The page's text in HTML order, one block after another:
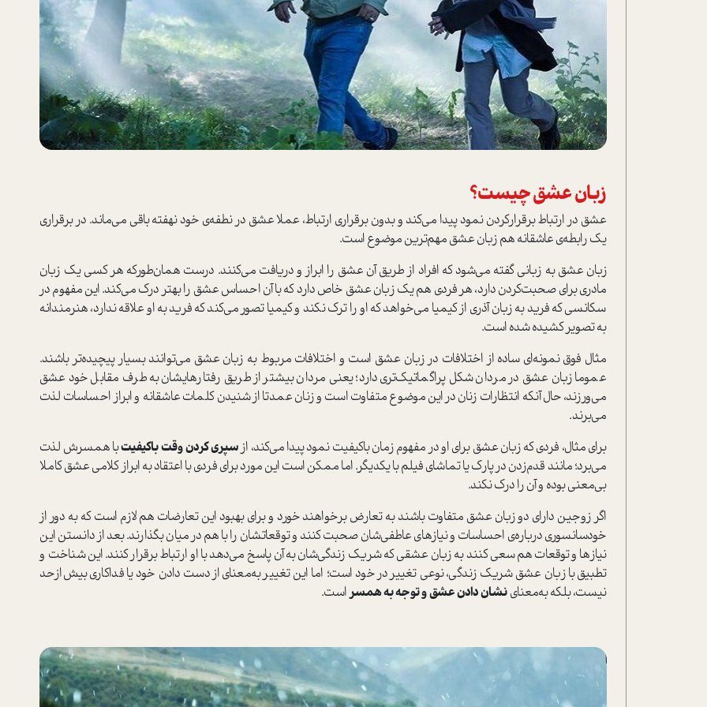
زبان عشق چیست؟
عشق در ارتباط برقرار‌کردن نمود پیدا می‌کند و بدون برقراری ارتباط، عملا عشق در نطفه‌ی خود نهفته باقی می‌ماند. در برقراری
یک رابطه‌ی عاشقانه هم زبان عشق مهم‌ترین موضوع است.
زبان عشق به زبانی گفته می‌شود که افراد از طریق آن عشق را ابراز و دریافت می‌کنند. درست همان‌طورکه هر کسی یک زبان
مادری برای صحبت‌کردن دارد، هر فردی هم یک زبان عشق خاص دارد که با آن احساس عشق را بهتر درک می‌کند. این مفهوم در
سکانسی که فرید به زبان آذری از کیمیا می‌خواهد که او را ترک نکند و کیمیا تصور می‌کند که فرید به او علاقه ندارد، هنرمندانه
به تصویر کشیده شده است.
مثال فوق نمونه‌ای ساده از اختلافات در زبان عشق است و اختلافات مربوط به زبان عشق می‌توانند بسیار پیچیده‌تر باشند.
عموما زبان عشق در مردان شکل پراگماتیک‌تری دارد؛ یعنی مردان بیشتر از طریق رفتار‌هایشان به طرف مقابل خود عشق
می‌ورزند، حال آنکه انتظارات زنان در این موضوع متفاوت است و زنان عمدتا از شنیدن کلمات عاشقانه و ابراز احساسات لذت
می‌برند.
برای مثال، فردی که زبان عشق برای او در مفهوم زمان با‌کیفیت نمود پیدا می‌کند، ازسپری کردن وقت با‌کیفیتبا همسرش لذت
می‌برد؛ مانند قدم‌زدن در پارک یا تماشای فیلم با یکدیگر. اما ممکن است این مورد برای فردی با اعتقاد به ابراز کلامی عشق کاملا
بی‌معنی بوده و آن را درک نکند.
اگر زوجین دارای دو زبان عشق متفاوت باشند به تعارض بر‌خواهند خورد و برای بهبود این تعارضات هم لازم است که به دور از
خودسانسوری درباره‌ی احساسات و نیاز‌های عاطفی‌شان صحبت کنند و توقعاتشان را با هم در میان بگذارند. بعد از دانستن این
نیازها و توقعات هم سعی کنند به زبان عشقی که شریک زندگی‌شان به آن پاسخ می‌دهد با او ارتباط برقرار کنند. این شناخت و
تطبیق با زبان عشق شریک زندگی، نوعی تغییر در خود است؛ اما این تغییر به‌معنای از دست دادن خود یا فداکاری بیش‌از‌حد
نیست، بلکه به‌معناینشان دادن عشق و توجه به همسراست.